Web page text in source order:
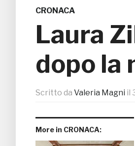
CRONACA
Laura
dopo la
Scritto da Valeria Magni il
More in CRONACA: